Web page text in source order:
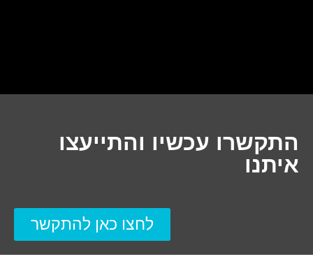
התקשרו עכשיו והתייעצו
איתנו
לחצו כאן להתקשר